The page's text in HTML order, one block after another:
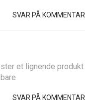
SVAR PÅ KOMMENTAR
et lignende produkt
SVAR PÅ KOMMENTAR